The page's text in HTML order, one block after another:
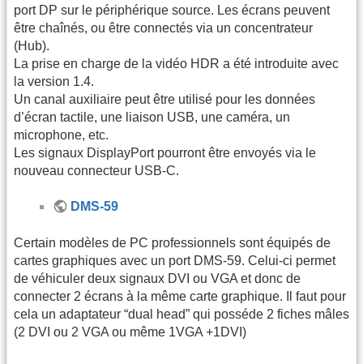
port DP sur le périphérique source. Les écrans peuvent
être chaînés, ou être connectés via un concentrateur
(Hub).
La prise en charge de la vidéo HDR a été introduite avec
la version 1.4.
Un canal auxiliaire peut être utilisé pour les données
d’écran tactile, une liaison USB, une caméra, un
microphone, etc.
Les signaux DisplayPort pourront être envoyés via le
nouveau connecteur USB-C.
DMS-59
Certain modèles de PC professionnels sont équipés de
cartes graphiques avec un port DMS-59. Celui-ci permet
de véhiculer deux signaux DVI ou VGA et donc de
connecter 2 écrans à la même carte graphique. Il faut pour
cela un adaptateur “dual head” qui posséde 2 fiches mâles
(2 DVI ou 2 VGA ou même 1VGA +1DVI)